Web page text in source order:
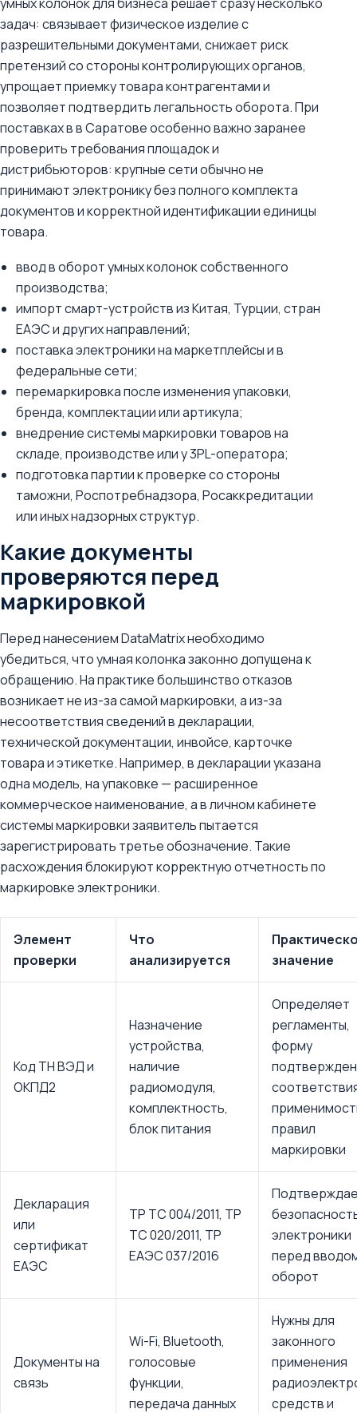
задач: связывает физическое изделие с
разрешительными документами, снижает риск
претензий со стороны контролирующих органов,
упрощает приемку товара контрагентами и
позволяет подтвердить легальность оборота. При
поставках в в Саратове особенно важно заранее
проверить требования площадок и
дистрибьюторов: крупные сети обычно не
принимают электронику без полного комплекта
документов и корректной идентификации единицы
товара.
ввод в оборот умных колонок собственного
производства;
импорт смарт-устройств из Китая, Турции, стран
ЕАЭС и других направлений;
поставка электроники на маркетплейсы и в
федеральные сети;
перемаркировка после изменения упаковки,
бренда, комплектации или артикула;
внедрение системы маркировки товаров на
складе, производстве или у 3PL-оператора;
подготовка партии к проверке со стороны
таможни, Роспотребнадзора, Росаккредитации
или иных надзорных структур.
Какие документы
проверяются перед
маркировкой
Перед нанесением DataMatrix необходимо
убедиться, что умная колонка законно допущена к
обращению. На практике большинство отказов
возникает не из-за самой маркировки, а из-за
несоответствия сведений в декларации,
технической документации, инвойсе, карточке
товара и этикетке. Например, в декларации указана
одна модель, на упаковке — расширенное
коммерческое наименование, а в личном кабинете
системы маркировки заявитель пытается
зарегистрировать третье обозначение. Такие
расхождения блокируют корректную отчетность по
маркировке электроники.
Элемент
проверки
Что
анализируется
значение
Код ТН ВЭД и
ОКПД2
Назначение
устройства,
наличие
радиомодуля,
комплектность,
блок питания
Определяет
регламенты,
форму
правил
маркировки
Декларация
или
сертификат
ЕАЭС
ТР ТС 004/2011, ТР
ТС 020/2011, ТР
ЕАЭС 037/2016
электроники
перед
оборот
Документы на
связь
Wi-Fi, Bluetooth,
голосовые
функции,
передача данных
Нужны для
законного
применения
средств и